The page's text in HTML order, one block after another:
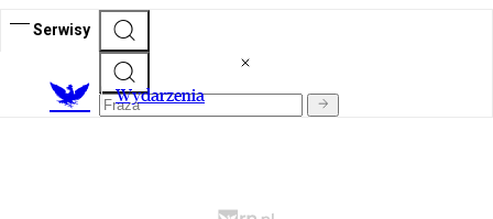
Serwisy
Wydarzenia